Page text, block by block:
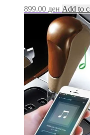
899.00 ден Add to